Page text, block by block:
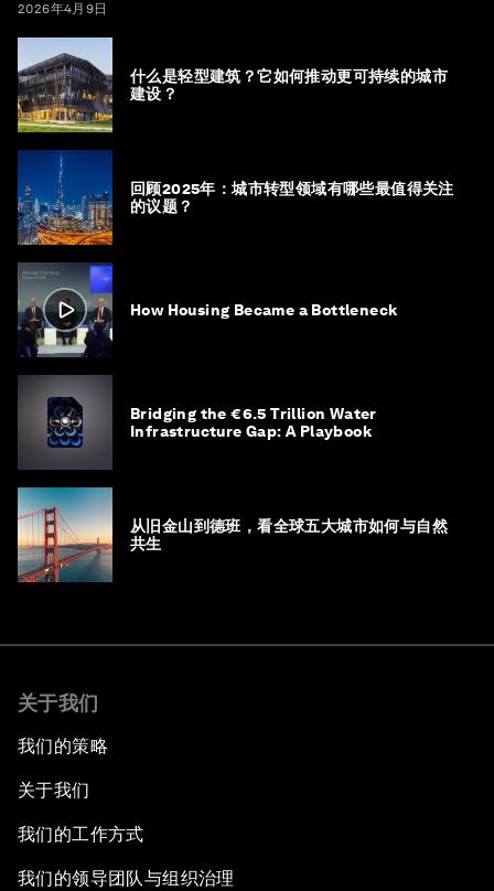
2026年4月9日
什么是轻型建筑？它如何推动更可持续的城市
建设？
回顾2025年：城市转型领域有哪些最值得关注
的议题？
How Housing Became a Bottleneck
Bridging the €6.5 Trillion Water
Infrastructure Gap: A Playbook
从旧金山到德班，看全球五大城市如何与自然
共生
关于我们
我们的策略
关于我们
我们的工作方式
我们的领导团队与组织治理